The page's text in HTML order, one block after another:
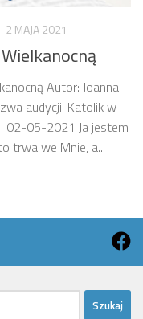
2 MAJA 2021
Autor: Joanna
audycji: Katolik w
02-05-2021 Ja jestem
trwa we Mnie, a...